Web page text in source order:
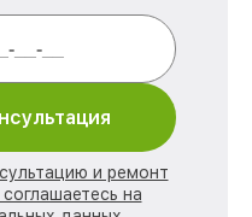
и ремонт
на